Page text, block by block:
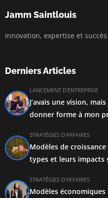
Jamm Saintlouis
Innovation, expertise et
Derniers Articles
LANCEMENT D'ENTREPRISE
J’avais une vision,
donner forme à mon
STRATÉGIES D'AFFAIRES
Modèles de
types et leurs impacts
STRATÉGIES D'AFFAIRES
Modèles